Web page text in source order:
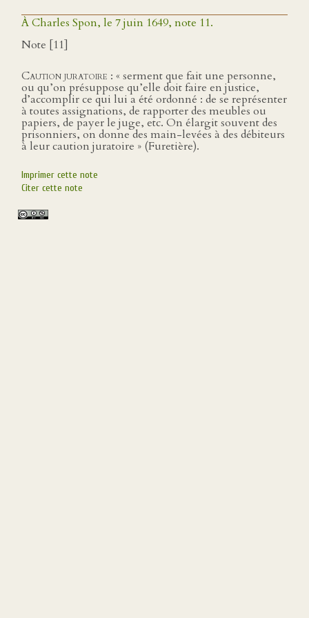
À Charles Spon, le 7 juin 1649, note 11.
Note [11]
Caution juratoire : « serment que fait une personne,
ou qu’on présuppose qu’elle doit faire en justice,
d’accomplir ce qui lui a été ordonné : de se représenter
à toutes assignations, de rapporter des meubles ou
papiers, de payer le juge, etc. On élargit souvent des
prisonniers, on donne des main-levées à des débiteurs
à leur caution juratoire » (Furetière).
Imprimer cette note
Citer cette note